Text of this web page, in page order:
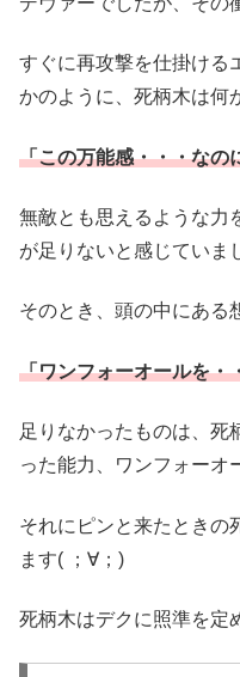
すぐに再攻撃を仕掛ける
かのように、死柄木は何
「この万能感・・・なの
無敵とも思えるような力
が足りないと感じていま
そのとき、頭の中にある
「ワンフォーオールを・
足りなかったものは、死
った能力、ワンフォーオ
それにピンと来たときの
ます( ；∀；)
死柄木はデクに照準を定